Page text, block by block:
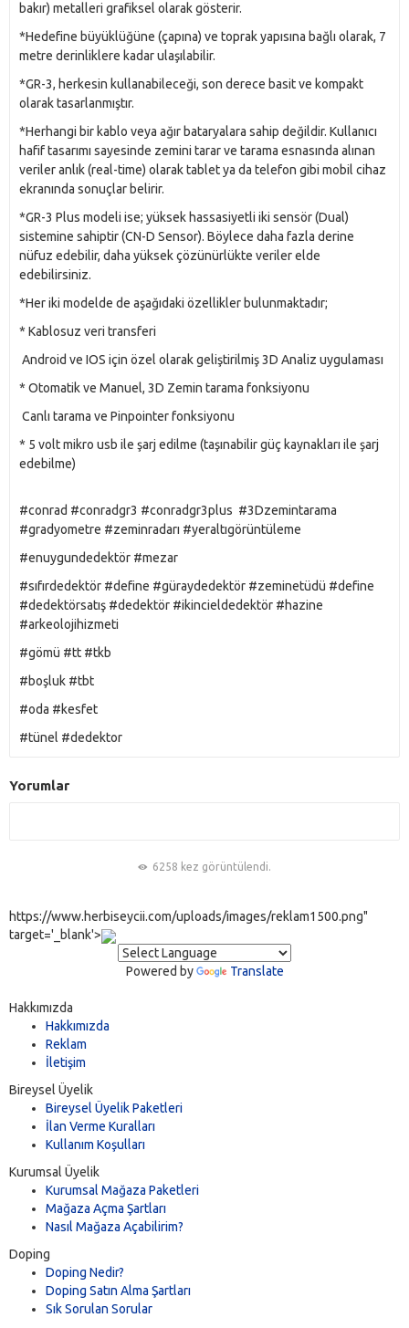
bakır) metalleri grafiksel olarak gösterir.
*Hedefine büyüklüğüne (çapına) ve toprak yapısına bağlı olarak, 7
metre derinliklere kadar ulaşılabilir.
*GR-3, herkesin kullanabileceği, son derece basit ve kompakt
olarak tasarlanmıştır.
*Herhangi bir kablo veya ağır bataryalara sahip değildir. Kullanıcı
hafif tasarımı sayesinde zemini tarar ve tarama esnasında alınan
veriler anlık (real-time) olarak tablet ya da telefon gibi mobil cihaz
ekranında sonuçlar belirir.
*GR-3 Plus modeli ise; yüksek hassasiyetli iki sensör (Dual)
sistemine sahiptir (CN-D Sensor). Böylece daha fazla derine
nüfuz edebilir, daha yüksek çözünürlükte veriler elde
edebilirsiniz.
*Her iki modelde de aşağıdaki özellikler bulunmaktadır;
* Kablosuz veri transferi
Android ve IOS için özel olarak geliştirilmiş 3D Analiz uygulaması
* Otomatik ve Manuel, 3D Zemin tarama fonksiyonu
Canlı tarama ve Pinpointer fonksiyonu
* 5 volt mikro usb ile şarj edilme (taşınabilir güç kaynakları ile şarj
edebilme)
#conrad #conradgr3 #conradgr3plus #3Dzemintarama
#gradyometre #zeminradarı #yeraltıgörüntüleme
#enuygundedektör #mezar
#sıfırdedektör #define #güraydedektör #zeminetüdü #define
#dedektörsatış #dedektör #ikincieldedektör #hazine
#arkeolojihizmeti
#gömü #tt #tkb
#boşluk #tbt
#oda #kesfet
#tünel #dedektor
Yorumlar
6258 kez görüntülendi.
https://www.herbiseycii.com/uploads/images/reklam1500.png"
target='_blank'>
Powered by Translate
Hakkımızda
Hakkımızda
Reklam
İletişim
Bireysel Üyelik
Bireysel Üyelik Paketleri
İlan Verme Kuralları
Kullanım Koşulları
Kurumsal Üyelik
Kurumsal Mağaza Paketleri
Mağaza Açma Şartları
Nasıl Mağaza Açabilirim?
Doping
Doping Nedir?
Doping Satın Alma Şartları
Sık Sorulan Sorular